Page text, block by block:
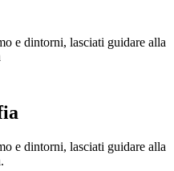
e dintorni, lasciati guidare alla
e dintorni, lasciati guidare alla